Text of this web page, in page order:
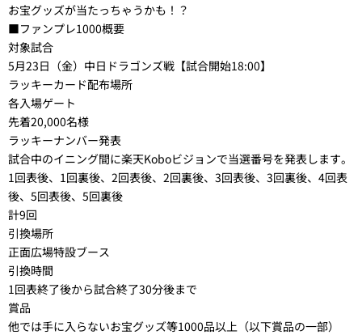
お宝グッズが当たっちゃうかも！？
■ファンプレ1000概要
対象試合
5月23日（金）中日ドラゴンズ戦【試合開始18:00】
ラッキーカード配布場所
各入場ゲート
先着20,000名様
ラッキーナンバー発表
試合中のイニング間に楽天Koboビジョンで当選番号を発表します。
1回表後、1回裏後、2回表後、2回裏後、3回表後、3回裏後、4回表
後、5回表後、5回裏後
計9回
引換場所
正面広場特設ブース
引換時間
1回表終了後から試合終了30分後まで
賞品
他では手に入らないお宝グッズ等1000品以上（以下賞品の一部）